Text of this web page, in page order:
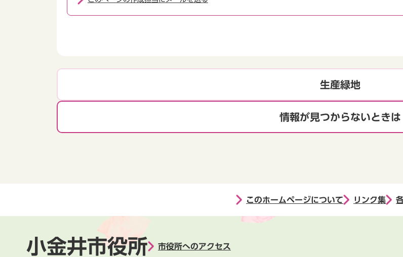
生産緑地
情報が見つからないときは
このホームページについて リンク集
小金井市役所 市役所へのアクセス